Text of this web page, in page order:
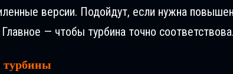
версии. Подойдут, если нужна
— чтобы турбина точно
турбины